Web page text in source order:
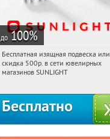
до 100%
11:51:37 Получили:
Россия
Бесплатная изящная подвеска или
скидка 500р. в сети ювелирных
магазинов SUNLIGHT
Бесплатно